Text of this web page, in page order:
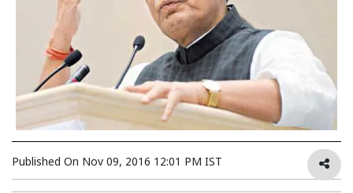
Published On Nov 09, 2016 12:01 PM IST